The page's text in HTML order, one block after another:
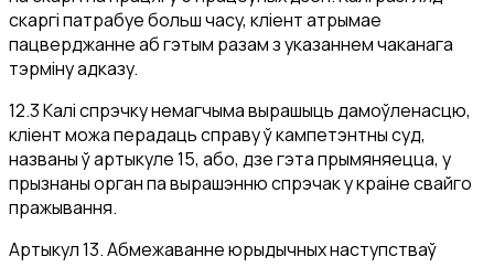
скаргі патрабуе больш часу, кліент атрымае
пацверджанне аб гэтым разам з указаннем чаканага
тэрміну адказу.
12.3 Калі спрэчку немагчыма вырашыць дамоўленасцю,
кліент можа перадаць справу ў кампетэнтны суд,
названы ў артыкуле 15, або, дзе гэта прымяняецца, у
прызнаны орган па вырашэнню спрэчак у краіне свайго
пражывання.
Артыкул 13. Абмежаванне юрыдычных наступстваў